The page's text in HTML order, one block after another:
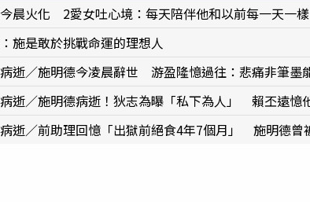
晨火化 2愛女吐心境：每天陪伴他和以前每一天一樣
施是敢於挑戰命運的理想人
逝／施明德今凌晨辭世 游盈隆憶過往：悲痛非筆墨
逝／施明德病逝！狄志為曝「私下為人」 賴丕遠憶
逝／前助理回憶「出獄前絕食4年7個月」 施明德曾